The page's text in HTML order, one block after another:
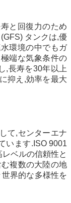
と回復力のため
タンクは,優
環境の中でもガ
端な気象条件の
,長寿を30年以上
抑え,効率を最大
て,センターエナ
います.ISO 9001
ベルの信頼性と
複数の大陸の地
界的な多様性を